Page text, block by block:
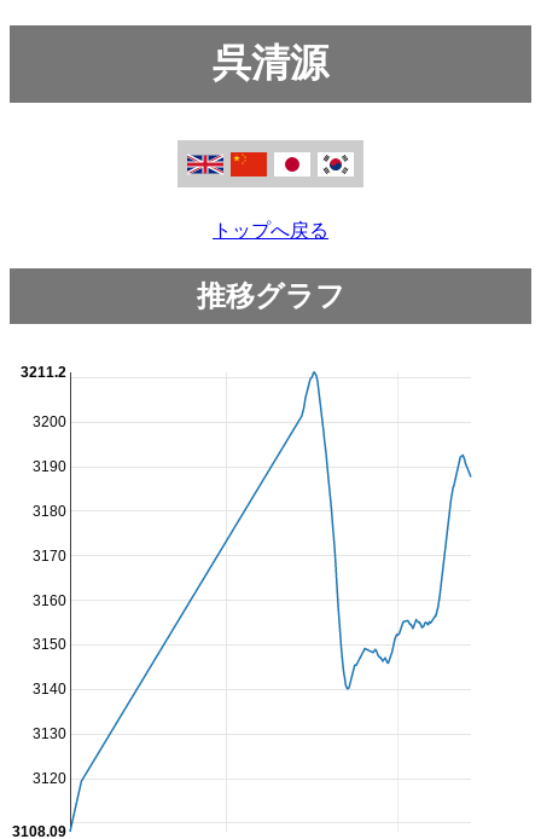
呉清源
トップへ戻る
推移グラフ
3120
3130
3140
3150
3160
3170
3180
3190
3200
3108.09
3211.2